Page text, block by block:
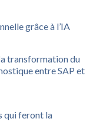
grâce à l’IA
transformation du
entre SAP et
qui feront la